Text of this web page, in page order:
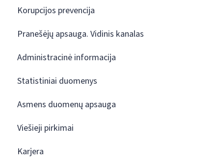
Korupcijos prevencija
Pranešėjų apsauga. Vidinis kanalas
Administracinė informacija
Statistiniai duomenys
Asmens duomenų apsauga
Viešieji pirkimai
Karjera